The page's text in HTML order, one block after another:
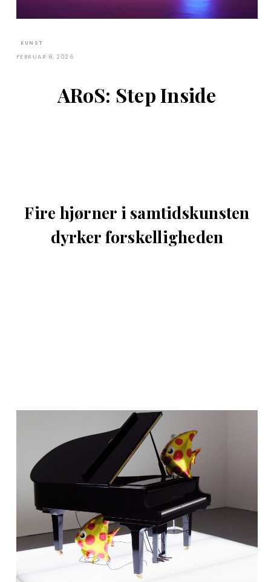
KUNST
FEBRUAR 8, 2026
ARoS: Step Inside
Fire hjørner i samtidskunsten
dyrker forskelligheden